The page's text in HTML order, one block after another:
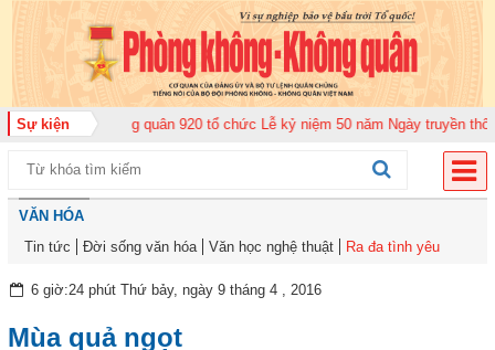
Sự kiện
đoàn Không quân 920 tổ chức Lễ kỷ niệm 50 năm Ngày truyền thống
VĂN HÓA
Tin tức
Đời sống văn hóa Văn học nghệ thuật Ra đa tình yêu
6 giờ:24 phút Thứ bảy, ngày 9 tháng 4 , 2016
Mùa quả ngọt